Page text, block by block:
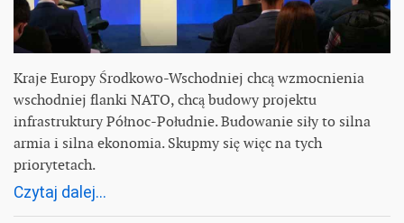
Kraje Europy Środkowo-Wschodniej chcą wzmocnienia
wschodniej flanki NATO, chcą budowy projektu
infrastruktury Północ-Południe. Budowanie siły to silna
armia i silna ekonomia. Skupmy się więc na tych
priorytetach.
Czytaj dalej...